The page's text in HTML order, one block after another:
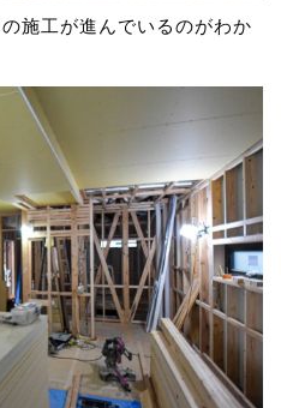
施工が進んでいるのがわか